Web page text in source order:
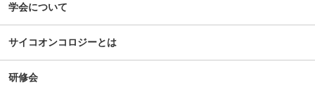
学会について
サイコオンコロジーとは
研修会